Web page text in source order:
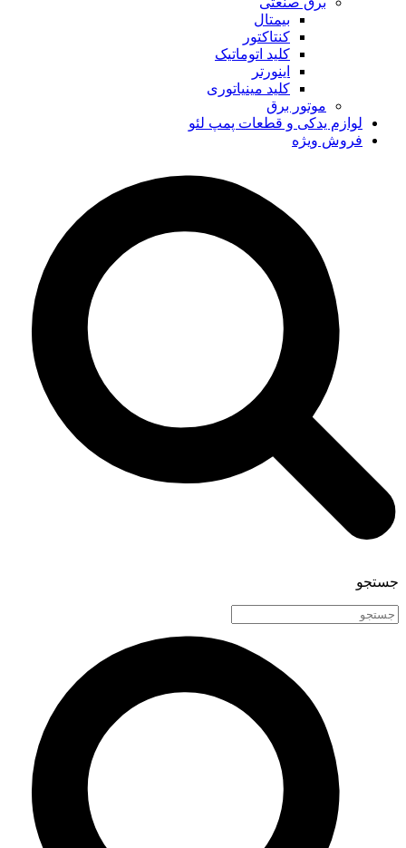
بیمتال
کنتاکتور
کلید اتوماتیک
اینورتر
کلید مینیاتوری
موتور برق
لوازم یدکی و قطعات پمپ لئو
فروش ویژه
جستجو